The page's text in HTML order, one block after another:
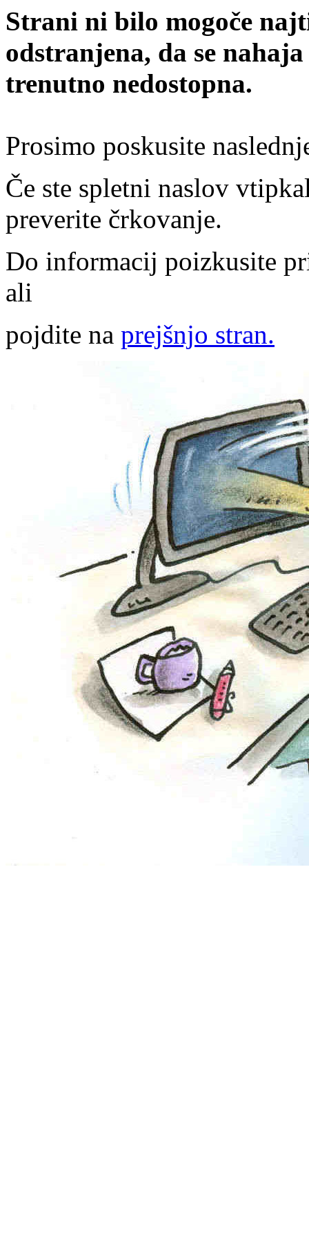
Strani ni bilo mogoče
odstranjena, da se
trenutno nedostopna.
Prosimo poskusite
Če ste spletni naslov
preverite črkovanje.
Do informacij poizkusite
ali
pojdite na prejšnjo stran.